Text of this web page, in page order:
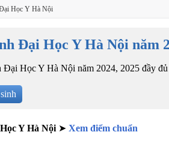
Học Y Hà Nội
Đại Học Y Hà Nội năm
Học Y Hà Nội năm 2024, 2025 đầy đủ
Y Hà Nội ➤ Xem điểm chuẩn